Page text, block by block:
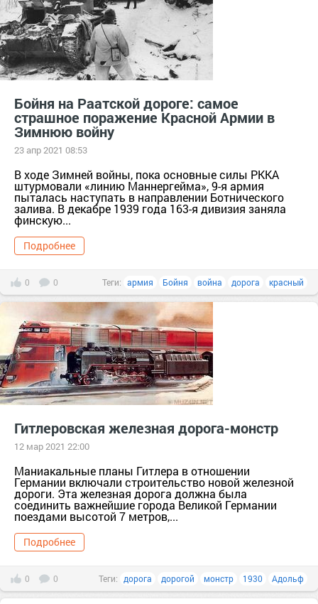
Бойня на Раатской дороге: самое
страшное поражение Красной Армии в
Зимнюю войну
23 апр 2021 08:53
В ходе Зимней войны, пока основные силы РККА
штурмовали «линию Маннергейма», 9-я армия
пыталась наступать в направлении Ботнического
залива. В декабре 1939 года 163-я дивизия заняла
финскую...
Подробнее
0 0 Теги: армия Бойня война дорога красный
Гитлеровская железная дорога-монстр
12 мар 2021 22:00
Маниакальные планы Гитлера в отношении
Германии включали строительство новой железной
дороги. Эта железная дорога должна была
соединить важнейшие города Великой Германии
поездами высотой 7 метров,...
Подробнее
0 0 Теги: дорога дорогой монстр 1930 Адольф